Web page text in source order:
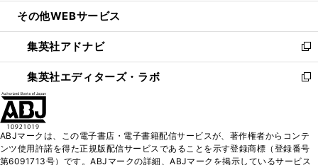
開
く
ウ
で
開
く
ウ
ン
ド
ウ
で
し
ウ
ィ
ン
ド
く
その他WEBサービス
集英社アドナビ
新
し
い
ド
ウ
集英社エディターズ・ラボ
新
ィ
ン
ABJマークは、この電子書店・電子書籍配信サービスが、著作権者からコンテ
ンツ使用許諾を得た正規版配信サービスであることを示す登録商標（登録番号
第6091713号）です。ABJマークの詳細、ABJマークを掲示しているサービス